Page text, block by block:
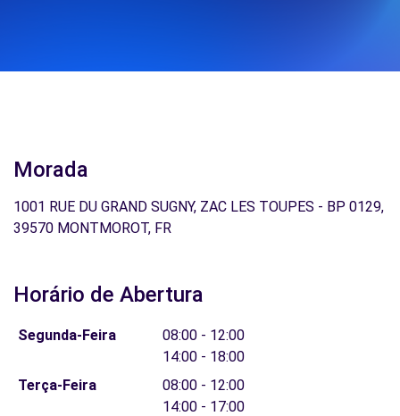
Morada
1001 RUE DU GRAND SUGNY, ZAC LES TOUPES - BP 0129,
39570 MONTMOROT, FR
Horário de Abertura
Segunda-Feira
08:00 - 12:00
14:00 - 18:00
Terça-Feira
08:00 - 12:00
14:00 - 17:00